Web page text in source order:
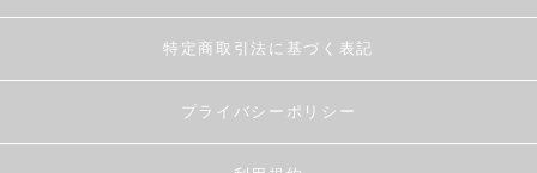
特定商取引法に基づく表記
プライバシーポリシー